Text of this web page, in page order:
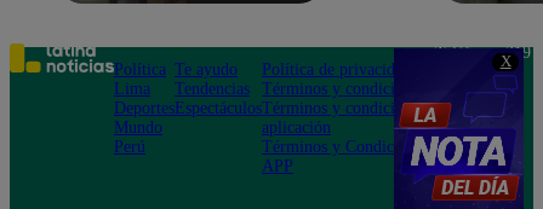
X
cuentas
Política
Lima
Deportes
Mundo
Perú
Te ayudo
Tendencias
Espectáculos
Política de privacidad
Términos y condiciones
Términos y condiciones
aplicación
Términos y Condiciones
APP
Teléfono: 219
Av. San
Felipe 968
Jesús María